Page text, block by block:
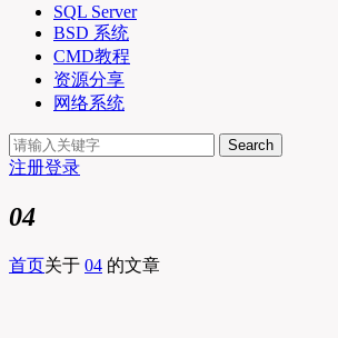
SQL Server
BSD 系统
CMD教程
资源分享
网络系统
Search
注册登录
04
首页关于 04 的文章